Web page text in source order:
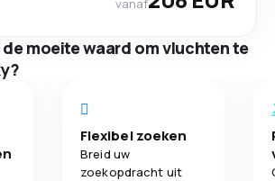
vanaf
moeite waard om vluchten te
Flexibel zoeken
Breid uw
zoekopdracht uit